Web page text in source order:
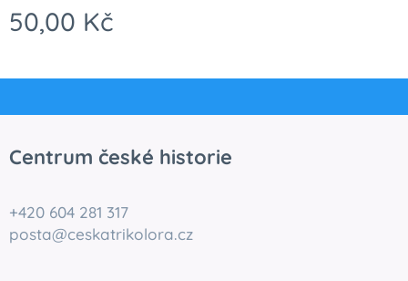
50,00 Kč
Centrum české historie
+420 604 281 317
posta@ceskatrikolora.cz